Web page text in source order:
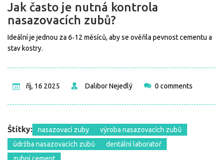
Jak často je nutná kontrola
nasazovacích zubů?
Ideální je jednou za 6‑12 měsíců, aby se ověřila pevnost cementu a
stav kostry.
říj, 16 2025 Dalibor Nejedlý 0 comments
Štítky: nasazovací zuby
výroba nasazovacích zubů
údržba nasazovacích zubů
dentální laboratoř
zubní cement